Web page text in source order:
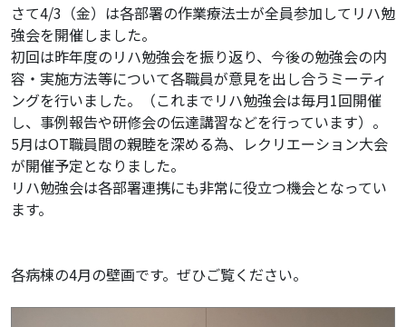
さて4/3（金）は各部署の作業療法士が全員参加してリハ勉
強会を開催しました。
初回は昨年度のリハ勉強会を振り返り、今後の勉強会の内
容・実施方法等について各職員が意見を出し合うミーティ
ングを行いました。（これまでリハ勉強会は毎月1回開催
し、事例報告や研修会の伝達講習などを行っています）。
5月はOT職員間の親睦を深める為、レクリエーション大会
が開催予定となりました。
リハ勉強会は各部署連携にも非常に役立つ機会となってい
ます。
各病棟の4月の壁画です。ぜひご覧ください。